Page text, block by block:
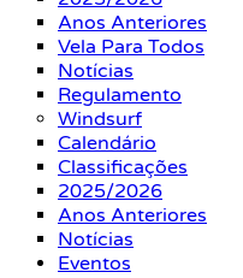
Anos Anteriores
Vela Para Todos
Notícias
Regulamento
Windsurf
Calendário
Classificações
2025/2026
Anos Anteriores
Notícias
Eventos